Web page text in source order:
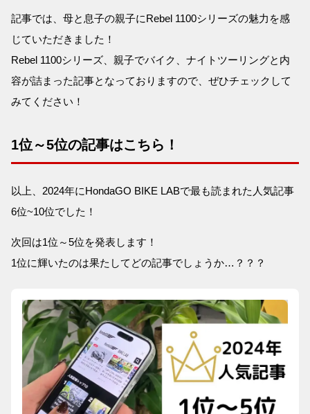
記事では、母と息子の親子にRebel 1100シリーズの魅力を感
じていただきました！
Rebel 1100シリーズ、親子でバイク、ナイトツーリングと内
容が詰まった記事となっておりますので、ぜひチェックして
みてください！
1位～5位の記事はこちら！
以上、2024年にHondaGO BIKE LABで最も読まれた人気記事
6位~10位でした！
次回は1位～5位を発表します！
1位に輝いたのは果たしてどの記事でしょうか…？？？